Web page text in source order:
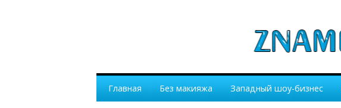
Главная Без макияжа Западный шоу-бизнес